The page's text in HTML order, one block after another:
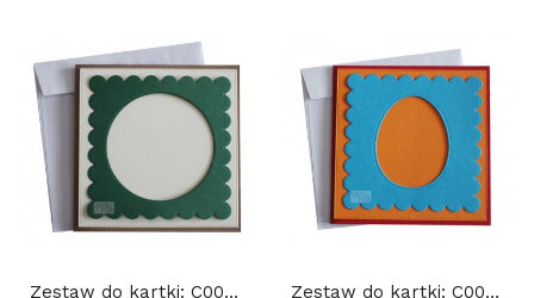
Zestaw do kartki: C001 S10a, Baza 15x15 cm:... Zestaw do kartki: C005 S10e, Baza 15x15 cm:...